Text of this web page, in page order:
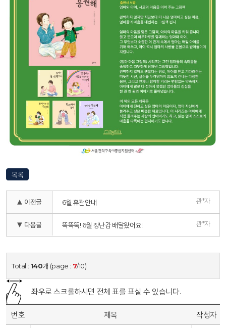
목록
▲ 이전글 6월 휴관안내 관*자
▼ 다음글 똑똑똑! 6월 장난감 배달왔어요! 관*자
Total : 140개 (page : 7/10)
좌우로 스크롤하시면 전체 표를 표실 수 있습니다.
번호 제목 작성자